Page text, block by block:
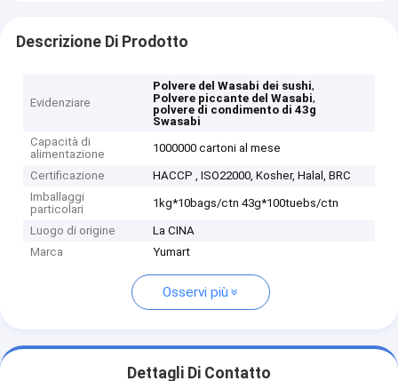
Descrizione Di Prodotto
Evidenziare
Polvere del Wasabi dei sushi,
Polvere piccante del Wasabi,
polvere di condimento di 43g
Swasabi
Capacità di
alimentazione
1000000 cartoni al mese
Certificazione
HACCP , ISO22000, Kosher, Halal, BRC
Imballaggi
particolari
1kg*10bags/ctn 43g*100tuebs/ctn
Luogo di origine
La CINA
Marca
Yumart
Osservi più
Dettagli Di Contatto